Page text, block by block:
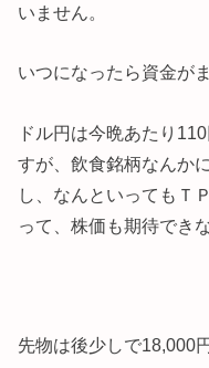
いません。
いつになったら資金が
ドル円は今晩あたり
すが、飲食銘柄なんか
し、なんといってもＴ
って、株価も期待でき
先物は後少しで18,000